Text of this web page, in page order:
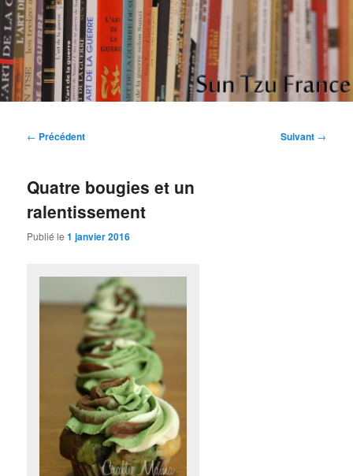
Aller
au
contenu
principalSun Tzu France
Etudes et réflexions sur "L'art de la guerre" de Sun Tzu
Navigation
← Précédent Suivant →
Quatre bougies et un
ralentissement
Publié le1 janvier 2016